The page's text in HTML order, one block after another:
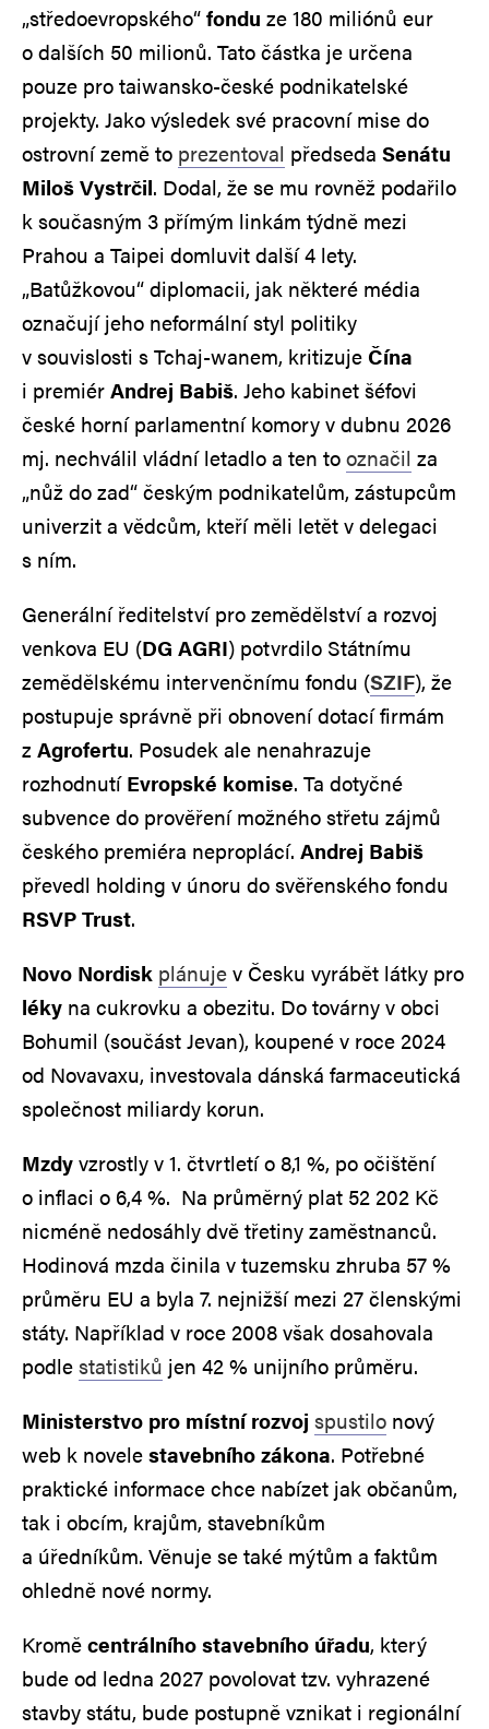
„středoevropského“fondu ze 180 miliónů eur
o dalších 50 milionů. Tato částka je určena
pouze pro taiwansko-české podnikatelské
projekty. Jako výsledek své pracovní mise do
ostrovní země to prezentoval předseda Senátu
Miloš Vystrčil. Dodal, že se mu rovněž podařilo
k současným 3 přímým linkám týdně mezi
Prahou a Taipei domluvit další 4 lety.
„Batůžkovou“ diplomacii, jak některé média
označují jeho neformální styl politiky
v souvislosti s Tchaj-wanem, kritizuje Čína
i premiérAndrej Babiš. Jeho kabinet šéfovi
české horní parlamentní komory v dubnu 2026
mj. nechválil vládní letadlo a ten tooznačil za
„nůž do zad“ českým podnikatelům, zástupcům
univerzit a vědcům, kteří měli letět v delegaci
s ním.
Generální ředitelství pro zemědělství a rozvoj
venkova EU (DG AGRI) potvrdilo Státnímu
zemědělskému intervenčnímu fondu (SZIF), že
postupuje správně při obnovení dotací firmám
zAgrofertu. Posudek ale nenahrazuje
rozhodnutíEvropské komise. Ta dotyčné
subvence do prověření možného střetu zájmů
českého premiéra neproplácí. Andrej Babiš
převedl holding v únoru do svěřenského fondu
RSVP Trust.
Novo Nordisk plánujev Česku vyrábět látky pro
léky na cukrovku a obezitu. Do továrny v obci
Bohumil (součást Jevan), koupené v roce 2024
od Novavaxu, investovala dánská farmaceutická
společnost miliardy korun.
Mzdyvzrostly v 1. čtvrtletí o 8,1 %, po očištění
o inflaci o 6,4 %. Na průměrný plat 52 202 Kč
nicméně nedosáhly dvě třetiny zaměstnanců.
Hodinová mzda činila v tuzemsku zhruba 57 %
průměru EU a byla 7. nejnižší mezi 27 členskými
státy. Například v roce 2008 však dosahovala
podlestatistiků jen 42 % unijního průměru.
Ministerstvo pro místní rozvoj spustilo nový
web k novelestavebního zákona. Potřebné
praktické informace chce nabízet jak občanům,
tak i obcím, krajům, stavebníkům
a úředníkům. Věnuje se také mýtům a faktům
ohledně nové normy.
Kroměcentrálního stavebního úřadu, který
bude od ledna 2027 povolovat tzv. vyhrazené
stavby státu, bude postupně vznikat i regionální